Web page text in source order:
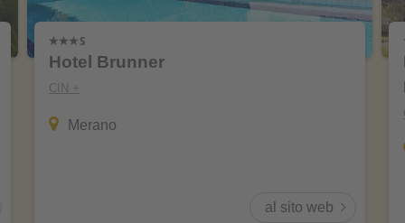
Hotel Brunner
CIN +
Merano
al sito web